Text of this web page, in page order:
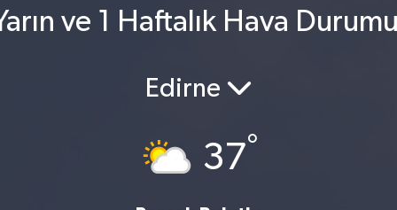
ve 1 Haftalık Hava
Edirne
37°